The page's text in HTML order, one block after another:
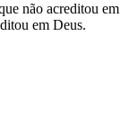
não acreditou em
em Deus.